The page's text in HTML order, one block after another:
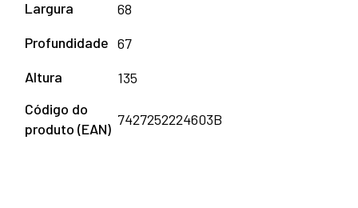
Largura
68
Profundidade 67
Altura
135
Código do
produto (EAN)
7427252224603B